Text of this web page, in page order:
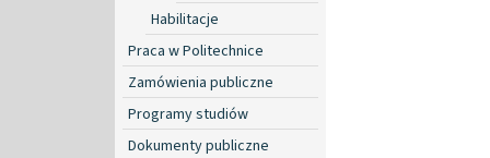
Habilitacje
Praca w Politechnice
Zamówienia publiczne
Programy studiów
Dokumenty publiczne